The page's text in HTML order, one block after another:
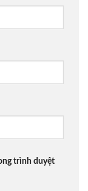
trình duyệt